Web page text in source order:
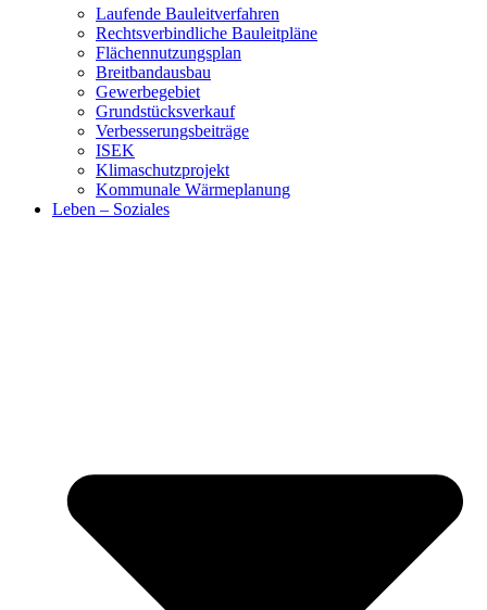
Laufende Bauleitverfahren
Rechtsverbindliche Bauleitpläne
Flächennutzungsplan
Breitbandausbau
Gewerbegebiet
Grundstücksverkauf
Verbesserungsbeiträge
ISEK
Klimaschutzprojekt
Kommunale Wärmeplanung
Leben – Soziales